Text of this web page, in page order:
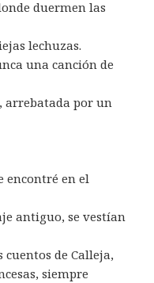
duermen las
lechuzas.
una canción de
arrebatada por un
encontré en el
antiguo, se vestían
de Calleja,
siempre